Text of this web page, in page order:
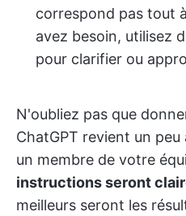
correspond pas tout
avez besoin, utilisez
pour clarifier ou
N'oubliez pas que
ChatGPT revient un
un membre de votre
instructions seront
meilleurs seront les